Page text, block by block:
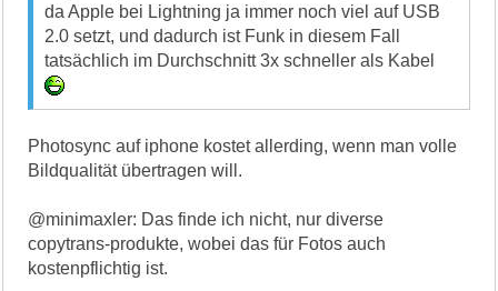
da Apple bei Lightning ja immer noch viel auf USB
2.0 setzt, und dadurch ist Funk in diesem Fall
tatsächlich im Durchschnitt 3x schneller als Kabel
Photosync auf iphone kostet allerding, wenn man volle
Bildqualität übertragen will.
@minimaxler: Das finde ich nicht, nur diverse
copytrans-produkte, wobei das für Fotos auch
kostenpflichtig ist.